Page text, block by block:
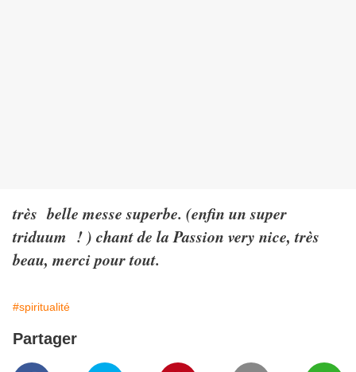
très belle messe superbe. (enfin un super
triduum ! ) chant de la Passion very nice, très
beau, merci pour tout.
#spiritualité
Partager